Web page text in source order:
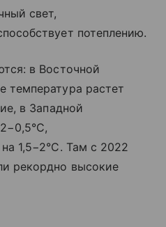
свет,
потеплению.
в Восточной
температура растет
в Западной
1,5−2°C. Там с 2022
рекордно высокие